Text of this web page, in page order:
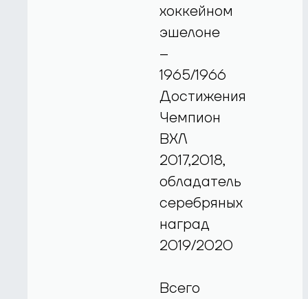
хоккейном
эшелоне
–
1965/1966
Достижения
Чемпион
ВХЛ
2017,2018,
обладатель
серебряных
наград
2019/2020
Всего